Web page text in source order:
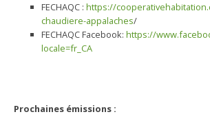
FECHAQC : https://
chaudiere-appalaches/
FECHAQC Facebook: https://
locale=fr_CA
Prochaines émissions :